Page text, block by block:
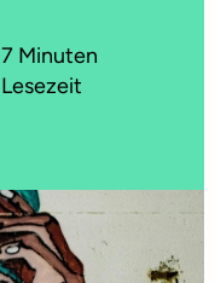
7 Minuten
Lesezeit